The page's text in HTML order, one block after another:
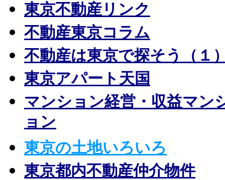
東京不動産リンク
不動産東京コラム
不動産は東京で探そう（１
東京アパート天国
マンション経営・収益マン
ョン
東京の土地いろいろ
東京都内不動産仲介物件